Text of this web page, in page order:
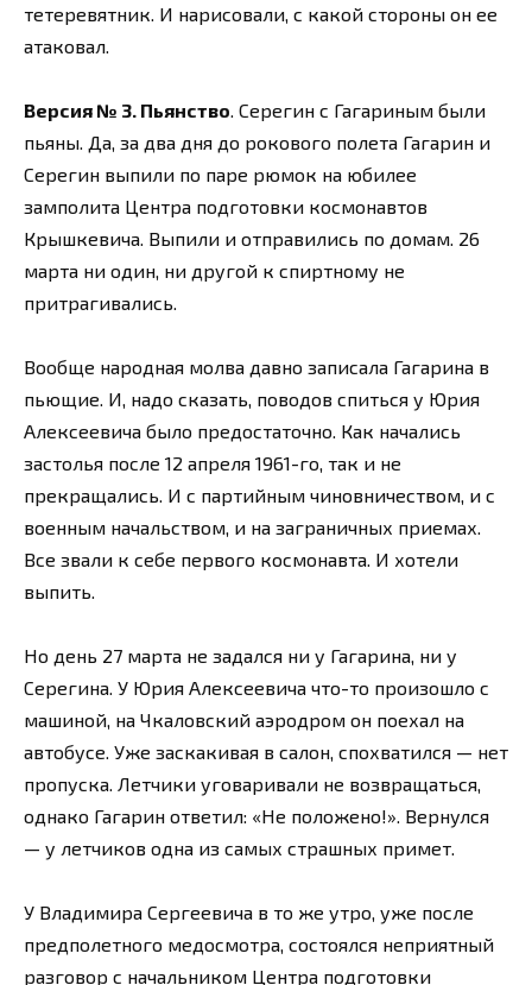
тетеревятник. И нарисовали, с какой стороны он ее
атаковал.
Версия № 3. Пьянство. Серегин с Гагариным были
пьяны. Да, за два дня до рокового полета Гагарин и
Серегин выпили по паре рюмок на юбилее
замполита Центра подготовки космонавтов
Крышкевича. Выпили и отправились по домам. 26
марта ни один, ни другой к спиртному не
притрагивались.
Вообще народная молва давно записала Гагарина в
пьющие. И, надо сказать, поводов спиться у Юрия
Алексеевича было предостаточно. Как начались
застолья после 12 апреля 1961-го, так и не
прекращались. И с партийным чиновничеством, и с
военным начальством, и на заграничных приемах.
Все звали к себе первого космонавта. И хотели
выпить.
Но день 27 марта не задался ни у Гагарина, ни у
Серегина. У Юрия Алексеевича что-то произошло с
машиной, на Чкаловский аэродром он поехал на
автобусе. Уже заскакивая в салон, спохватился — нет
пропуска. Летчики уговаривали не возвращаться,
однако Гагарин ответил: «Не положено!». Вернулся
— у летчиков одна из самых страшных примет.
У Владимира Сергеевича в то же утро, уже после
предполетного медосмотра, состоялся неприятный
разговор с начальником Центра подготовки